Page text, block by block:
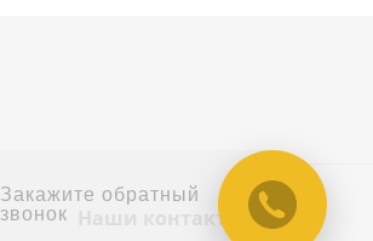
Наши контакты
Закажите обратный
звонок